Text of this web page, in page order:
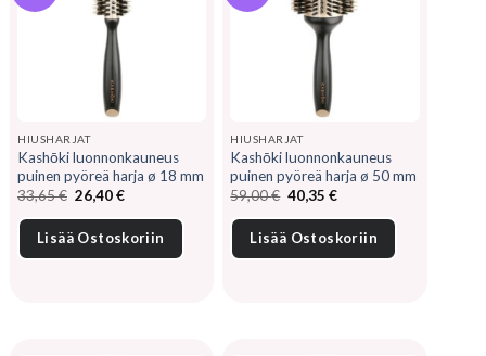
HIUSHARJAT
Kashōki luonnonkauneus
puinen pyöreä harja ø 18 mm
33,65€ Alkuperäinen
hinta
oli:
33,65 €.
26,40€Nykyinen
on:
26,40 €.
Lisää Ostoskoriin
HIUSHARJAT
Kashōki luonnonkauneus
puinen pyöreä harja ø 50 mm
59,00€ Alkuperäinen
hinta
oli:
59,00 €.
40,35€Nykyinen
on:
40,35 €.
Lisää Ostoskoriin